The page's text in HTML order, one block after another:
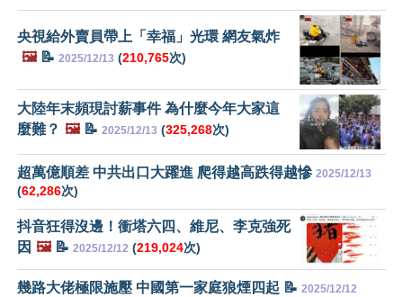
央視給外賣員帶上「幸福」光環 網友氣炸
🖼️📝 2025/12/13 (210,765次)
大陸年末頻現討薪事件 為什麼今年大家這
麼難？ 🖼️📝 2025/12/13 (325,268次)
超萬億順差 中共出口大躍進 爬得越高跌得越慘 2025/12/13
(62,286次)
抖音狂得沒邊！衝塔六四、維尼、李克強死
因 🖼️📝 2025/12/12 (219,024次)
幾路大佬極限施壓 中國第一家庭狼煙四起 📝 2025/12/12